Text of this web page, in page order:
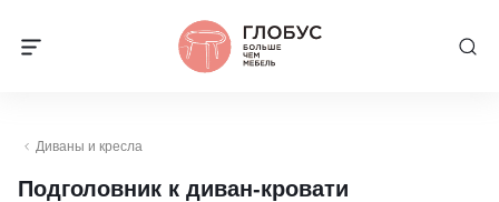
Диваны и кресла
Подголовник к диван-кровати